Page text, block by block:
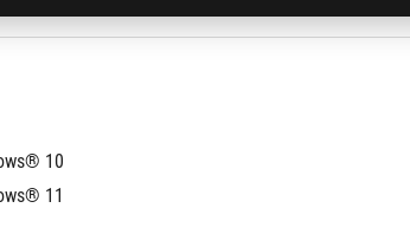
10
11